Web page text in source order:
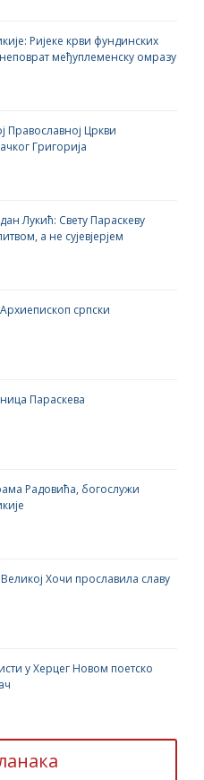
Ријеке крви фундинских
неповрат међуплеменску омразу
Православној Цркви
Григорија
Лукић: Свету Параскеву
а не сујевјерјем
српски
Параскева
Радовића, богослужи
Хочи прославила славу
у Херцег Новом поетско